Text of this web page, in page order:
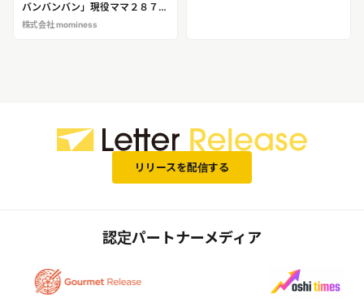
バンバンバン」現役ママ２８７人
に調査し、令和の泣き止みソング
株式会社 mominess
リリースを配信する
認定パートナーメディア